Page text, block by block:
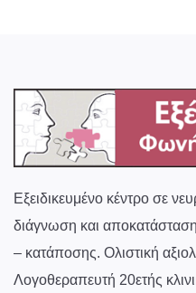
Εξειδικευμένο κέντρο σε
διάγνωση και
– κατάποσης. Ολιστική
Λογοθεραπευτή 20ετής